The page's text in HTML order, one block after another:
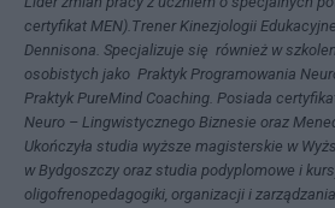
certyfikat MEN).Trener Kinezjologii
Dennisona. Specjalizuje się również w
osobistych jako Praktyk Programowania
Praktyk PureMind Coaching. Posiada
Neuro – Lingwistycznego Biznesie oraz
Ukończyła studia wyższe magisterskie w
w Bydgoszczy oraz studia podyplomowe i
oligofrenopedagogiki, organizacji i